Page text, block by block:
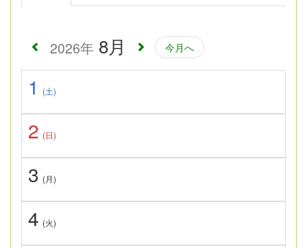
2026年 8月 今月へ
1 (土)
2 (日)
3 (月)
4 (火)